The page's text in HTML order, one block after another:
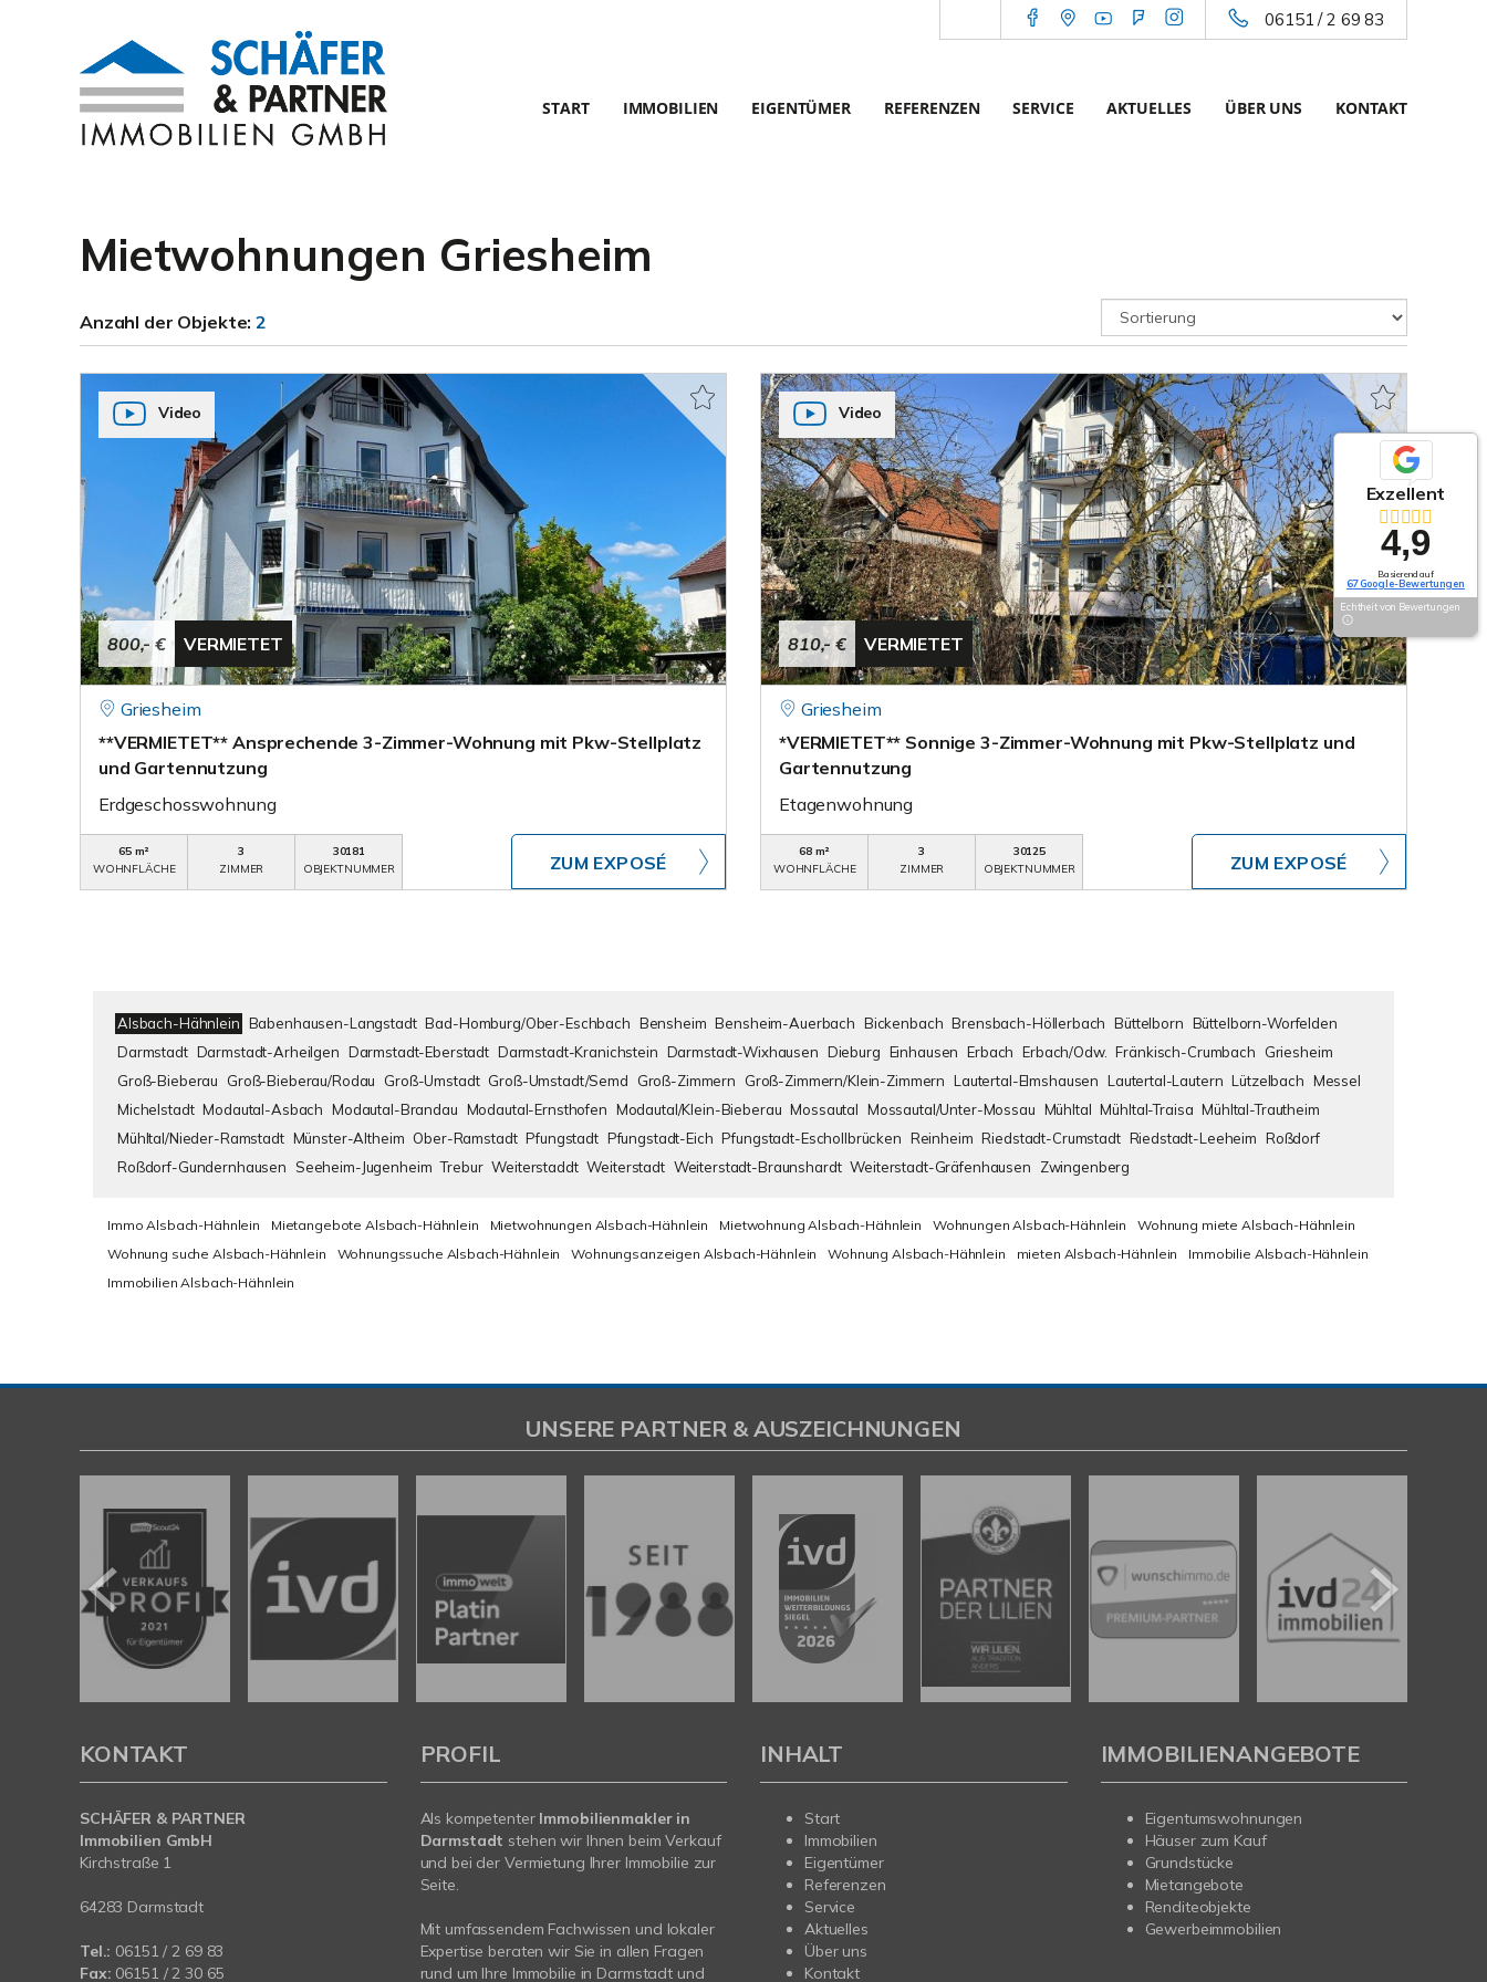
06151 / 2 69 83
START IMMOBILIEN EIGENTÜMER REFERENZEN SERVICE AKTUELLES ÜBER UNS KONTAKT
Mietwohnungen Griesheim
Anzahl der Objekte:2
800,- € VERMIETET
Video
Griesheim
**VERMIETET** Ansprechende 3-Zimmer-Wohnung mit Pkw-Stellplatz
und Gartennutzung
Erdgeschosswohnung
65 m²
WOHNFLÄCHE
3
ZIMMER
30181
OBJEKTNUMMER
ZUM EXPOSÉ
810,- € VERMIETET
Video
Griesheim
*VERMIETET** Sonnige 3-Zimmer-Wohnung mit Pkw-Stellplatz und
Gartennutzung
Etagenwohnung
68 m²
WOHNFLÄCHE
3
ZIMMER
30125
OBJEKTNUMMER
ZUM EXPOSÉ
Alsbach-Hähnlein Babenhausen-Langstadt Bad-Homburg/Ober-Eschbach Bensheim Bensheim-Auerbach Bickenbach Brensbach-Höllerbach Büttelborn Büttelborn-Worfelden
Darmstadt Darmstadt-Arheilgen Darmstadt-Eberstadt Darmstadt-Kranichstein Darmstadt-Wixhausen Dieburg Einhausen Erbach Erbach/Odw. Fränkisch-Crumbach
Griesheim
Groß-Bieberau
Groß-Bieberau/Rodau Groß-Umstadt Groß-Umstadt/Semd Groß-Zimmern Groß-Zimmern/Klein-Zimmern Lautertal-Elmshausen Lautertal-Lautern Lützelbach Messel
Michelstadt Modautal-Asbach Modautal-Brandau Modautal-Ernsthofen Modautal/Klein-Bieberau Mossautal Mossautal/Unter-Mossau Mühltal Mühltal-Traisa Mühltal-Trautheim
Mühltal/Nieder-Ramstadt Münster-Altheim Ober-Ramstadt Pfungstadt Pfungstadt-Eich Pfungstadt-Eschollbrücken Reinheim Riedstadt-Crumstadt Riedstadt-Leeheim Roßdorf
Roßdorf-Gundernhausen Seeheim-Jugenheim Trebur Weiterstaddt Weiterstadt Weiterstadt-Braunshardt Weiterstadt-Gräfenhausen Zwingenberg
Immo Alsbach-Hähnlein Mietangebote Alsbach-Hähnlein Mietwohnungen Alsbach-Hähnlein Mietwohnung Alsbach-Hähnlein Wohnungen Alsbach-Hähnlein
Wohnung miete Alsbach-Hähnlein
Wohnung suche Alsbach-Hähnlein
Wohnungssuche Alsbach-Hähnlein Wohnungsanzeigen Alsbach-Hähnlein Wohnung Alsbach-Hähnlein mieten Alsbach-Hähnlein
Immobilie Alsbach-Hähnlein
Immobilien Alsbach-Hähnlein
Exzellent
4,9
Basierend auf
67 Google-Bewertungen
Echtheit von Bewertungen
UNSERE PARTNER & AUSZEICHNUNGEN
KONTAKT
SCHÄFER & PARTNER
Immobilien GmbH
Kirchstraße 1
64283 Darmstadt
Tel.: 06151 / 2 69 83
Fax: 06151 / 2 30 65
PROFIL
Als kompetenter Immobilienmakler in
Darmstadt stehen wir Ihnen beim Verkauf
und bei der Vermietung Ihrer Immobilie zur
Seite.
Mit umfassendem Fachwissen und lokaler
Expertise beraten wir Sie in allen Fragen
rund um Ihre Immobilie in Darmstadt und
INHALT
Start
Immobilien
Eigentümer
Referenzen
Service
Aktuelles
Über uns
Kontakt
IMMOBILIENANGEBOTE
Eigentumswohnungen
Häuser zum Kauf
Grundstücke
Mietangebote
Renditeobjekte
Gewerbeimmobilien